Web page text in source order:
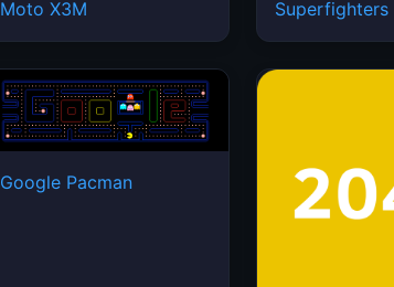
Moto X3M Superfighters
Google Pacman